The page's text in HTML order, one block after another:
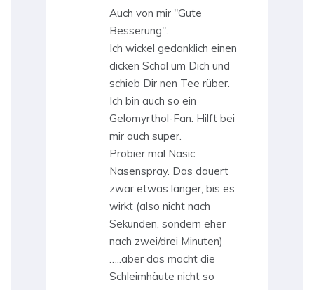
Auch von mir "Gute
Besserung".
Ich wickel gedanklich einen
dicken Schal um Dich und
schieb Dir nen Tee rüber.
Ich bin auch so ein
Gelomyrthol-Fan. Hilft bei
mir auch super.
Probier mal Nasic
Nasenspray. Das dauert
zwar etwas länger, bis es
wirkt (also nicht nach
Sekunden, sondern eher
nach zwei/drei Minuten)
…..aber das macht die
Schleimhäute nicht so